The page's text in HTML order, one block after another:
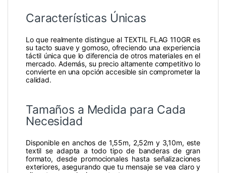
Características Únicas
Lo que realmente distingue al TEXTIL FLAG 110GR es
su tacto suave y gomoso, ofreciendo una experiencia
táctil única que lo diferencia de otros materiales en el
mercado. Además, su precio altamente competitivo lo
convierte en una opción accesible sin comprometer la
calidad.
Tamaños a Medida para Cada
Necesidad
Disponible en anchos de 1,55m, 2,52m y 3,10m, este
textil se adapta a todo tipo de banderas de gran
formato, desde promocionales hasta señalizaciones
exteriores, asegurando que tu mensaje se vea claro y